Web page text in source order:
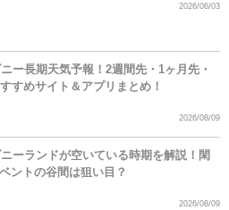
2026/06/03
ニー長期天気予報！2週間先・1ヶ月先・
すめサイト＆アプリまとめ！
2026/08/09
ニーランドが空いている時期を解説！閑
ントの谷間は狙い目？
2026/08/09